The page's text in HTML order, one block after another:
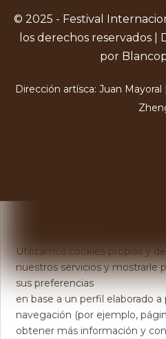
© 2025 - Festival
los derechos reservados
por
Dirección artísca: Juan
Utilizamos cookies propias y
nuestros servicios y mostrarle
sus preferencias
en base a un perfil elaborado
navegación (por ejemplo,
obtener más información y